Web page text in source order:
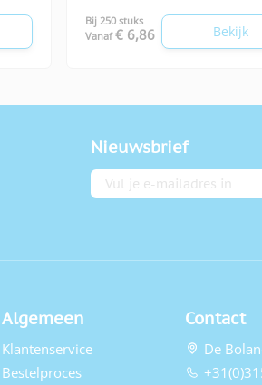
Bij 250 stuks
Vanaf € 6,86 Bekijk
Nieuwsbrief
E-mailadres
Algemeen
Klantenservice
Bestelproces
Contact
De